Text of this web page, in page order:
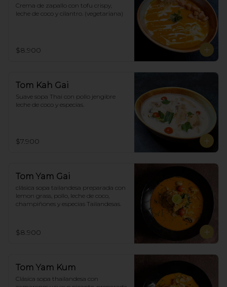
Crema de zapallo con tofu crispy,
leche de coco y cilantro. (vegetariana)
$8.900
Tom Kah Gai
Suave sopa Thai con pollo jengibre
leche de coco y especias.
$7.900
Tom Yam Gai
clásica sopa tailandesa preparada con
lemon grass, pollo, leche de coco,
champiñones y especias Tailandesas.
$8.900
Tom Yam Kum
Clásica sopa thailandesa con